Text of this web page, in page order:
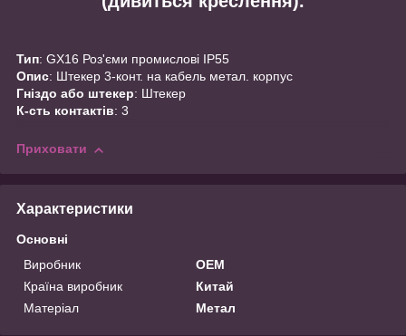
Тип: GX16 Роз'єми промислові IP55
Опис: Штекер 3-конт. на кабель метал. корпус
Гніздо або штекер: Штекер
К-сть контактів: 3
Приховати
Характеристики
Основні
Виробник
OEM
Країна виробник
Китай
Матеріал
Метал